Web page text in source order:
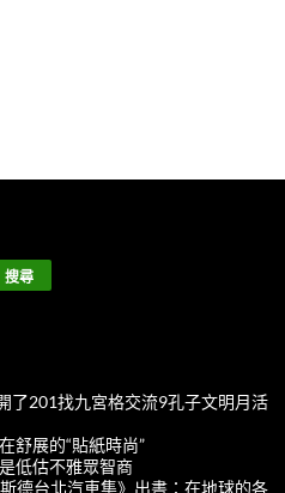
搜尋
了201找九宮格交流9孔子文明月活
舒展的“貼紙時尚”
低估不雅眾智商
德台北汽車集》出書：在地球的各